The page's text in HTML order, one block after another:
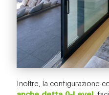
Inoltre, la configurazione